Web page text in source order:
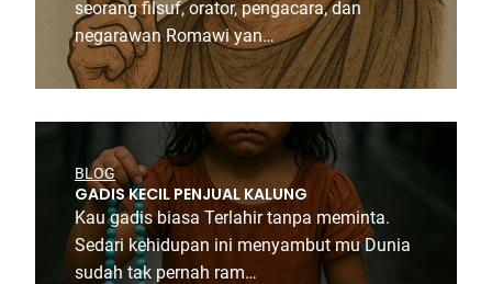
seorang filsuf, orator, pengacara, dan
negarawan Romawi yan…
BLOG
GADIS KECIL PENJUAL KALUNG
Kau gadis biasa Terlahir tanpa meminta.
Sedari kehidupan ini menyambut mu Dunia
sudah tak pernah ram…